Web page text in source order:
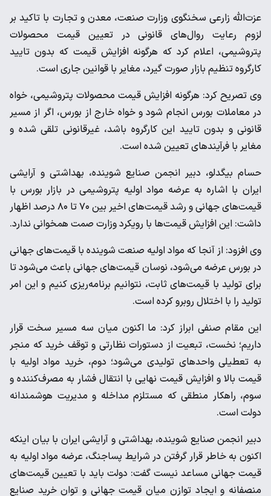
عزت‌الله زارعی سخنگوی وزارت صنعت، معدن و تجارت با تاکید بر
لزوم رعایت روال‌های قانونی در تعیین قیمت محصولات
پتروشیمی، اعلام کرد که هرگونه افزایش قیمت که بدون تایید
کارگروه تنظیم بازار صورت گیرد، مغایر با قوانین جاری است.
وی تصریح کرد: هرگونه افزایش قیمت محصولات پتروشیمی، خواه
در معاملات بورس انجام شود و خواه خارج از بورس، اگر از مسیر
قانونی و بدون تایید این کارگروه باشد، غیرقانونی تلقی شده و
مغایر با فرآیندهای تعیین شده است.
حسام بیگدلو، دبیر انجمن صنایع شوینده، بهداشتی و آرایشی
ایران با اشاره به عرضه مواد اولیه پتروشیمی در بازار بورس با
قیمت‌های جهانی و رشد قیمت‌های اخیر بین ۷۰ تا ۸۰ درصد اظهار
داشت: این افزایش قیمت‌ها با رویکرد وزارت صمت همخوانی ندارد.
وی افزود: از آنجا که مواد اولیه صنعت شوینده با قیمت‌های جهانی
در بورس عرضه می‌شود، نوسان قیمت‌های جهانی باعث می‌شود تا
برای تولید با قیمت‌های ثابت، نتوانیم برنامه‌ریزی کنیم و این امر
تولید را با اختلال روبرو کرده است.
این مقام صنفی ابراز کرد: ما اکنون میان سه مسیر سخت‌ قرار
داریم؛ نخست، تبعیت از دستورات نظارتی و توقف خرید که منجر
به تعطیلی واحدهای تولیدی می‌شود؛ دوم، خرید مواد اولیه با
قیمت بالا و افزایش قیمت نهایی با انتقال فشار به مصرف‌کننده و
سوم، راهکار منطقی که مستلزم مداخله و مدیریت هوشمندانه
دولت است.
دبیر انجمن صنایع شوینده، بهداشتی و آرایشی ایران با بیان اینکه
اکنون به خاطر قرار گرفتن در شرایط پساجنگ، عرضه مواد اولیه به
قیمت جهانی مساعد نیست گفت: دولت باید با تعیین قیمت‌های
منصفانه و ایجاد توازن میان قیمت جهانی و توان خرید صنایع